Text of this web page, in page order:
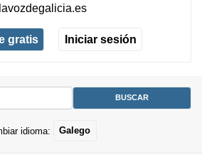
lavozdegalicia.es
gratis Iniciar sesión
idioma: Galego